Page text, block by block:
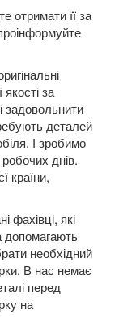
отримати її за
за
задовольнити
деталей
І зробимо
днів.
країни,
фахівці, які
допомагають
необхідний
В нас немає
перед
на